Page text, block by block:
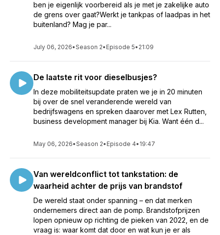
ben je eigenlijk voorbereid als je met je zakelijke auto
de grens over gaat?Werkt je tankpas of laadpas in het
buitenland? Mag je par...
July 06, 2026•Season 2• Episode 5• 21:09
De laatste rit voor dieselbusjes?
In deze mobiliteitsupdate praten we je in 20 minuten
bij over de snel veranderende wereld van
bedrijfswagens en spreken daarover met Lex Rutten,
business development manager bij Kia. Want één d...
May 06, 2026•Season 2• Episode 4• 19:47
Van wereldconflict tot tankstation: de
waarheid achter de prijs van brandstof
De wereld staat onder spanning – en dat merken
ondernemers direct aan de pomp. Brandstofprijzen
lopen opnieuw op richting de pieken van 2022, en de
vraag is: waar komt dat door en wat kun je er als